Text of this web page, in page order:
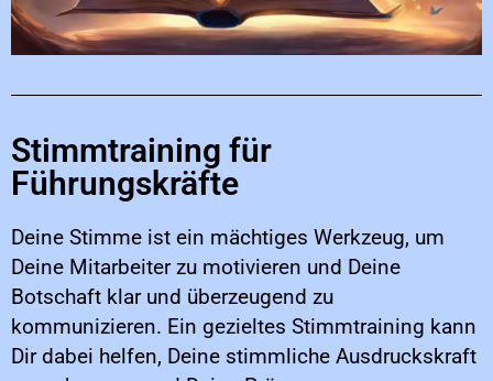
Stimmtraining für
Führungskräfte
Deine Stimme ist ein mächtiges Werkzeug, um
Deine Mitarbeiter zu motivieren und Deine
Botschaft klar und überzeugend zu
kommunizieren. Ein gezieltes Stimmtraining kann
Dir dabei helfen, Deine stimmliche Ausdruckskraft